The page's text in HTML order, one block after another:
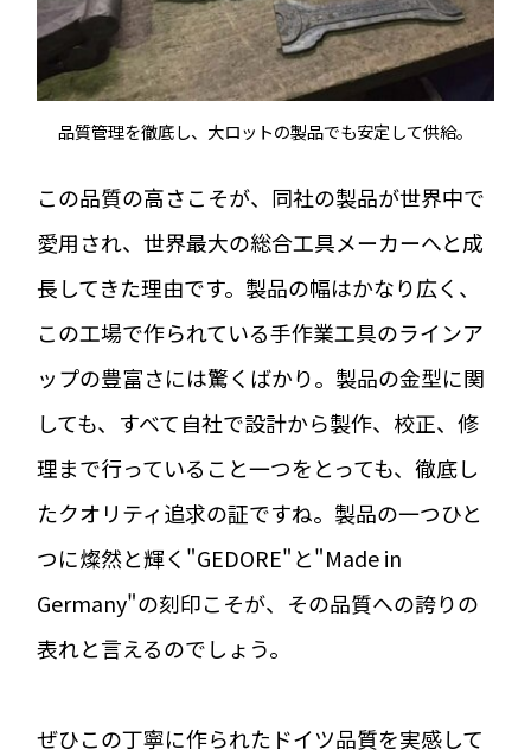
品質管理を徹底し、大ロットの製品でも安定して供給。
この品質の高さこそが、同社の製品が世界中で
愛用され、世界最大の総合工具メーカーへと成
長してきた理由です。製品の幅はかなり広く、
この工場で作られている手作業工具のラインア
ップの豊富さには驚くばかり。製品の金型に関
しても、すべて自社で設計から製作、校正、修
理まで行っていること一つをとっても、徹底し
たクオリティ追求の証ですね。製品の一つひと
つに燦然と輝く"GEDORE"と"Made in
Germany"の刻印こそが、その品質への誇りの
表れと言えるのでしょう。
ぜひこの丁寧に作られたドイツ品質を実感して